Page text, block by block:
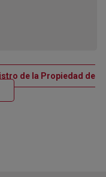
de la Propiedad de
nueva